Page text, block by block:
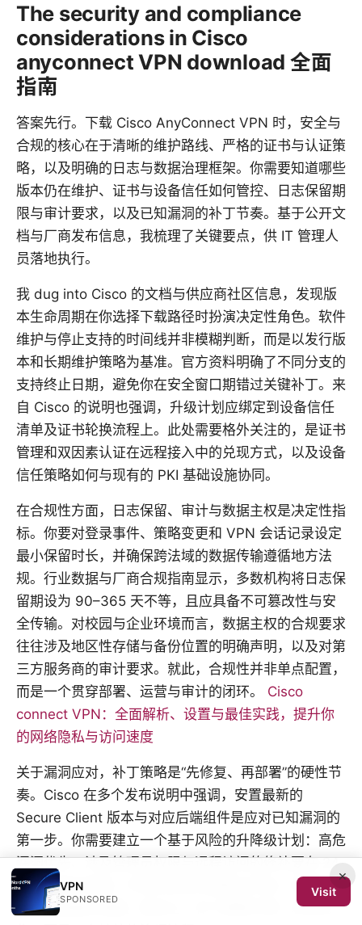
The security and compliance
considerations in Cisco
anyconnect VPN download 全面
指南
答案先行。下载 Cisco AnyConnect VPN 时，安全与
合规的核心在于清晰的维护路线、严格的证书与认证策
略，以及明确的日志与数据治理框架。你需要知道哪些
版本仍在维护、证书与设备信任如何管控、日志保留期
限与审计要求，以及已知漏洞的补丁节奏。基于公开文
档与厂商发布信息，我梳理了关键要点，供 IT 管理人
员落地执行。
我 dug into Cisco 的文档与供应商社区信息，发现版
本生命周期在你选择下载路径时扮演决定性角色。软件
维护与停止支持的时间线并非模糊判断，而是以发行版
本和长期维护策略为基准。官方资料明确了不同分支的
支持终止日期，避免你在安全窗口期错过关键补丁。来
自 Cisco 的说明也强调，升级计划应绑定到设备信任
清单及证书轮换流程上。此处需要格外关注的，是证书
管理和双因素认证在远程接入中的兑现方式，以及设备
信任策略如何与现有的 PKI 基础设施协同。
在合规性方面，日志保留、审计与数据主权是决定性指
标。你要对登录事件、策略变更和 VPN 会话记录设定
最小保留时长，并确保跨法域的数据传输遵循地方法
规。行业数据与厂商合规指南显示，多数机构将日志保
留期设为 90–365 天不等，且应具备不可篡改性与安
全传输。对校园与企业环境而言，数据主权的合规要求
往往涉及地区性存储与备份位置的明确声明，以及对第
三方服务商的审计要求。就此，合规性并非单点配置，
而是一个贯穿部署、运营与审计的闭环。 Cisco
connect VPN：全面解析、设置与最佳实践，提升你
的网络隐私与访问速度
关于漏洞应对，补丁策略是“先修复、再部署”的硬性节
奏。Cisco 在多个发布说明中强调，安置最新的
Secure Client 版本与对应后端组件是应对已知漏洞的
第一步。你需要建立一个基于风险的升降级计划：高危
漏洞优先、涉及管理员权限与远程访问的修补要在 24
–72 小时内完成；中等风险按月度窗口评估；低风险则
纳入常规维护周期。换言之，补丁策略不是一次性动
×
VPN
SPONSORED
Visit